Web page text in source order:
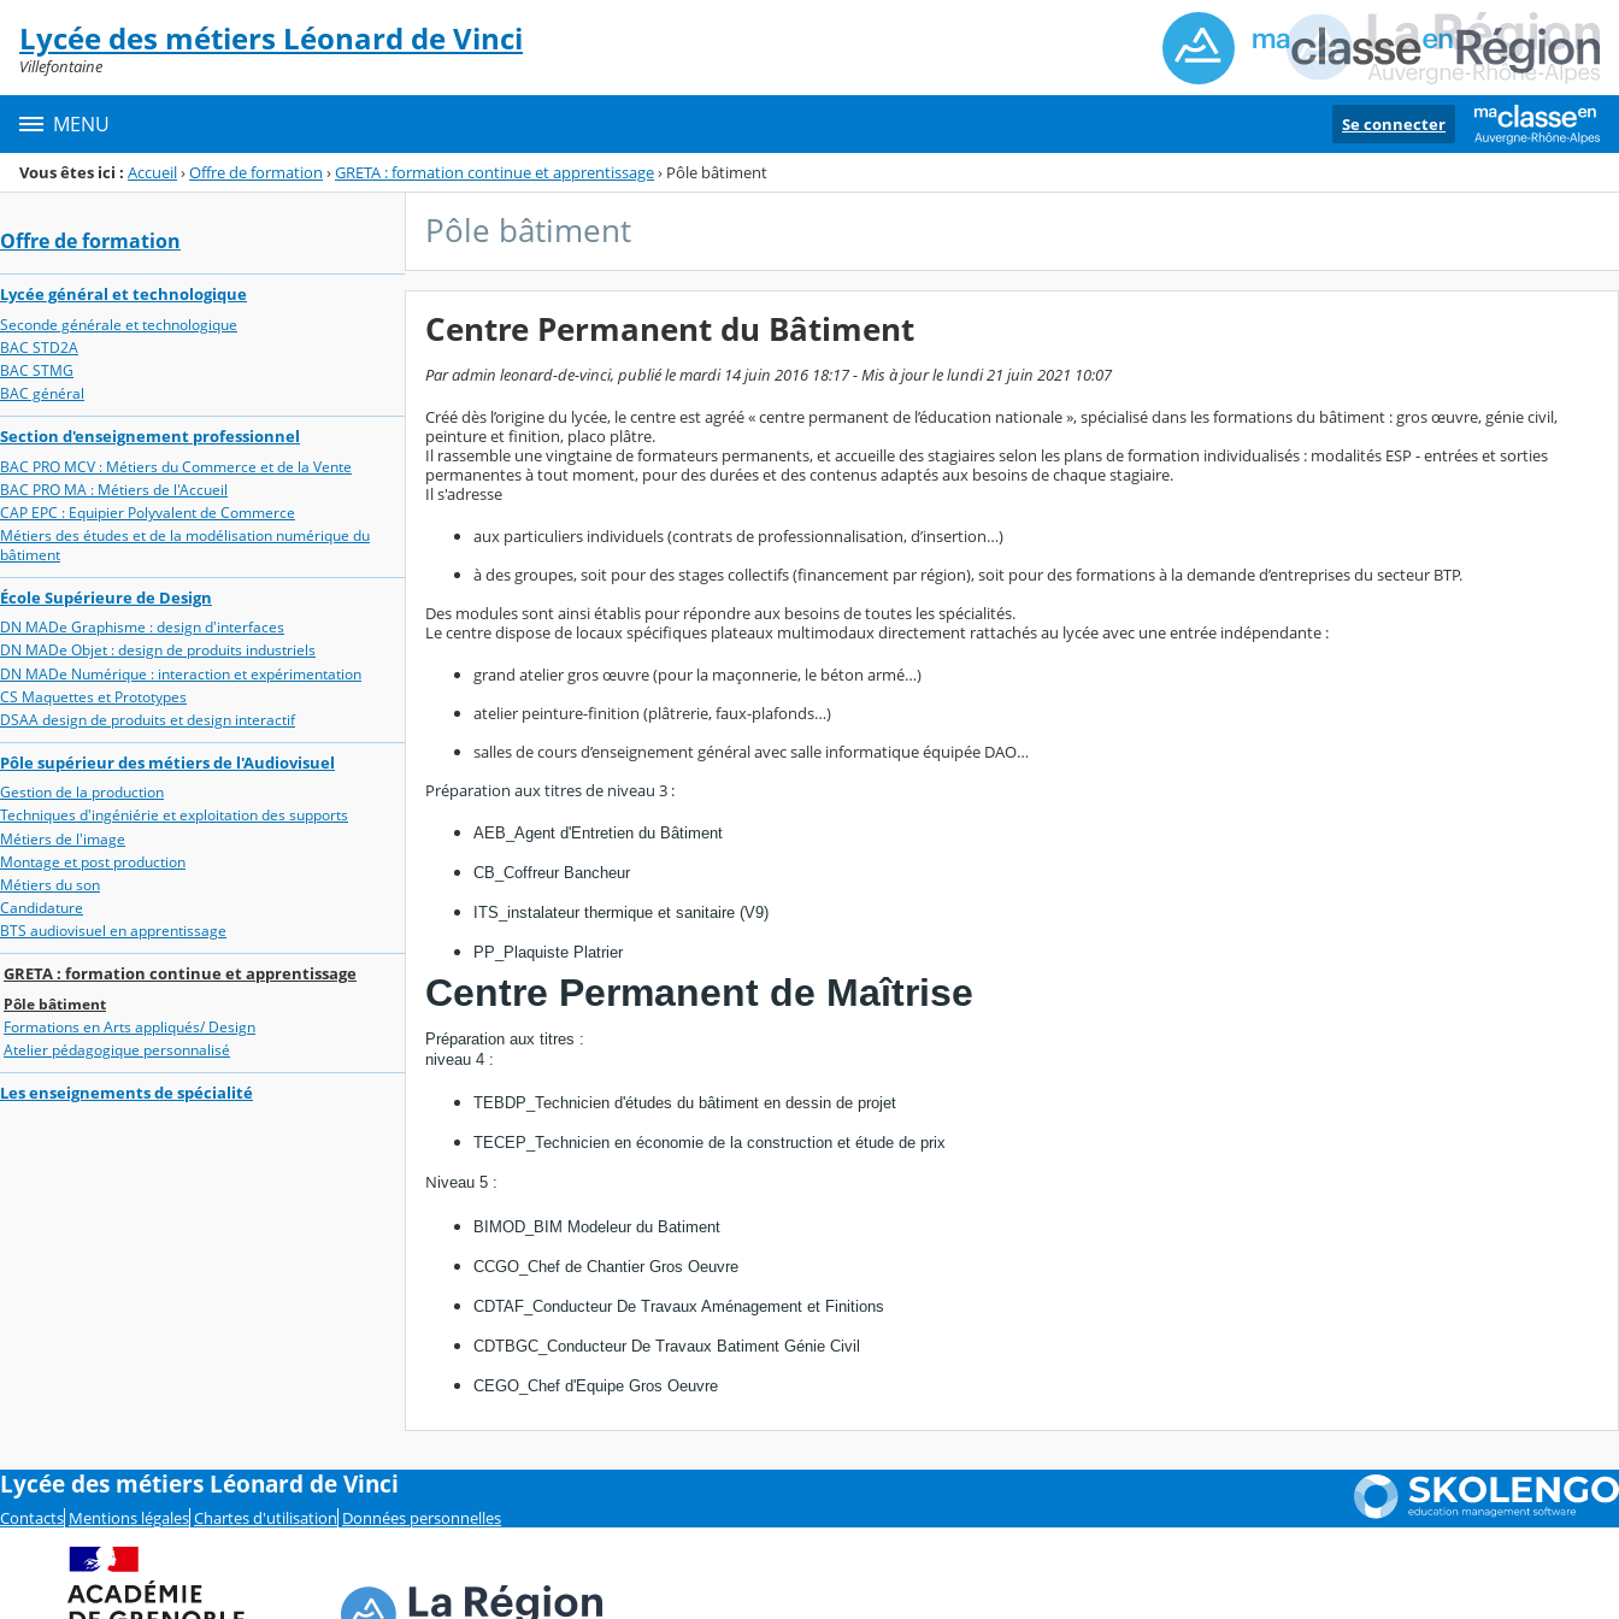
Menu de la rubrique
Contenu
Lycée des métiers Léonard de Vinci
Villefontaine
MENU Se connecter
Vous êtes ici : Accueil›Offre de formation ›GRETA : formation continue et apprentissage› Pôle bâtiment
Offre de formation
Lycée général et technologique
Seconde générale et technologique
BAC STD2A
BAC STMG
BAC général
Section d'enseignement professionnel
BAC PRO MCV : Métiers du Commerce et de la Vente
BAC PRO MA : Métiers de l'Accueil
CAP EPC : Equipier Polyvalent de Commerce
Métiers des études et de la modélisation numérique du
bâtiment
École Supérieure de Design
DN MADe Graphisme : design d'interfaces
DN MADe Objet : design de produits industriels
DN MADe Numérique : interaction et expérimentation
CS Maquettes et Prototypes
DSAA design de produits et design interactif
Pôle supérieur des métiers de l'Audiovisuel
Gestion de la production
Techniques d'ingéniérie et exploitation des supports
Métiers de l'image
Montage et post production
Métiers du son
Candidature
BTS audiovisuel en apprentissage
GRETA : formation continue et apprentissage
Pôle bâtiment
Formations en Arts appliqués/ Design
Atelier pédagogique personnalisé
Les enseignements de spécialité
Pôle bâtiment
Centre Permanent du Bâtiment
Par admin leonard-de-vinci, publié le mardi 14 juin 2016 18:17 - Mis à jour le lundi 21 juin 2021 10:07
Créé dès l’origine du lycée, le centre est agréé « centre permanent de l’éducation nationale », spécialisé dans les formations du bâtiment : gros œuvre, génie civil,
peinture et finition, placo plâtre.
Il rassemble une vingtaine de formateurs permanents, et accueille des stagiaires selon les plans de formation individualisés : modalités ESP - entrées et sorties
permanentes à tout moment, pour des durées et des contenus adaptés aux besoins de chaque stagiaire.
Il s'adresse
aux particuliers individuels (contrats de professionnalisation, d’insertion…)
à des groupes, soit pour des stages collectifs (financement par région), soit pour des formations à la demande d’entreprises du secteur BTP.
Des modules sont ainsi établis pour répondre aux besoins de toutes les spécialités.
Le centre dispose de locaux spécifiques plateaux multimodaux directement rattachés au lycée avec une entrée indépendante :
grand atelier gros œuvre (pour la maçonnerie, le béton armé…)
atelier peinture-finition (plâtrerie, faux-plafonds…)
salles de cours d’enseignement général avec salle informatique équipée DAO…
Préparation aux titres de niveau 3 :
AEB_Agent d'Entretien du Bâtiment
CB_Coffreur Bancheur
ITS_instalateur thermique et sanitaire (V9)
PP_Plaquiste Platrier
Centre Permanent de Maîtrise
Préparation aux titres :
niveau 4 :
TEBDP_Technicien d'études du bâtiment en dessin de projet
TECEP_Technicien en économie de la construction et étude de prix
Niveau 5 :
BIMOD_BIM Modeleur du Batiment
CCGO_Chef de Chantier Gros Oeuvre
CDTAF_Conducteur De Travaux Aménagement et Finitions
CDTBGC_Conducteur De Travaux Batiment Génie Civil
CEGO_Chef d'Equipe Gros Oeuvre
Lycée des métiers Léonard de Vinci
Contacts Mentions légales Chartes d'utilisation Données personnelles